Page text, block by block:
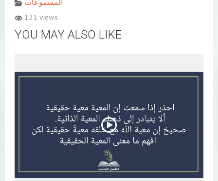
المسموعات
121 views
YOU MAY ALSO LIKE